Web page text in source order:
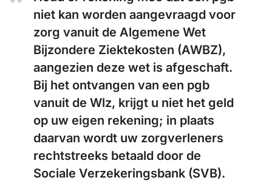
niet kan worden aangevraagd voor
zorg vanuit de Algemene Wet
Bijzondere Ziektekosten (AWBZ),
aangezien deze wet is afgeschaft.
Bij het ontvangen van een pgb
vanuit de Wlz, krijgt u niet het geld
op uw eigen rekening; in plaats
daarvan wordt uw zorgverleners
rechtstreeks betaald door de
Sociale Verzekeringsbank (SVB).